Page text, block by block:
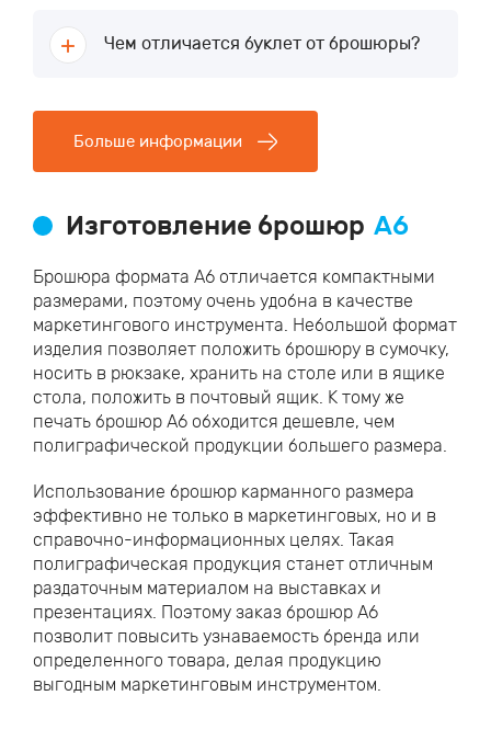
Чем отличается буклет от брошюры?
Больше информации
Изготовление брошюр А6
Брошюра формата А6 отличается компактными
размерами, поэтому очень удобна в качестве
маркетингового инструмента. Небольшой формат
изделия позволяет положить брошюру в сумочку,
носить в рюкзаке, хранить на столе или в ящике
стола, положить в почтовый ящик. К тому же
печать брошюр А6 обходится дешевле, чем
полиграфической продукции большего размера.
Использование брошюр карманного размера
эффективно не только в маркетинговых, но и в
справочно-информационных целях. Такая
полиграфическая продукция станет отличным
раздаточным материалом на выставках и
презентациях. Поэтому заказ брошюр А6
позволит повысить узнаваемость бренда или
определенного товара, делая продукцию
выгодным маркетинговым инструментом.